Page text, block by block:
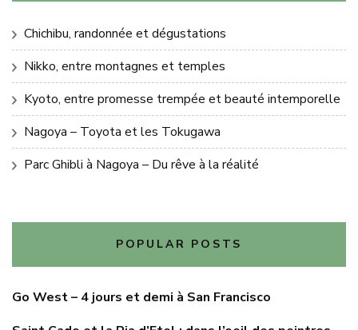
Chichibu, randonnée et dégustations
Nikko, entre montagnes et temples
Kyoto, entre promesse trempée et beauté intemporelle
Nagoya – Toyota et les Tokugawa
Parc Ghibli à Nagoya – Du rêve à la réalité
POPULAR POSTS
Go West – 4 jours et demi à San Francisco